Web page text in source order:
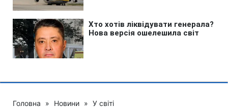
Головна » Новини » У світі